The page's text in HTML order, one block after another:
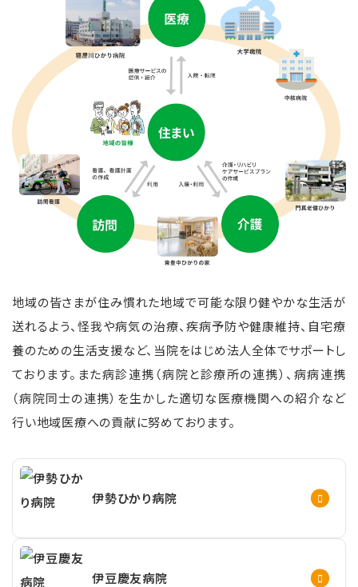
地域の皆さまが住み慣れた地域で可能な限り健やかな生活が
送れるよう、怪我や病気の治療、疾病予防や健康維持、自宅療
養のための生活支援など、当院をはじめ法人全体でサポートし
ております。また病診連携（病院と診療所の連携）、病病連携
（病院同士の連携）を生かした適切な医療機関への紹介など
行い地域医療への貢献に努めております。
伊勢ひかり病院
伊豆慶友病院